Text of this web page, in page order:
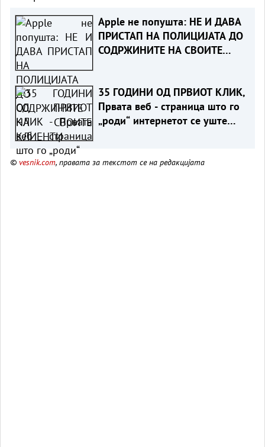
Apple не попушта: НЕ И ДАВА
ПРИСТАП НА ПОЛИЦИЈАТА ДО
СОДРЖИНИТЕ НА СВОИТЕ
35 ГОДИНИ ОД ПРВИОТ КЛИК,
Првата веб - страница што го
„роди“ интернетот се уште
© vesnik.com, правата за текстот се на редакцијата